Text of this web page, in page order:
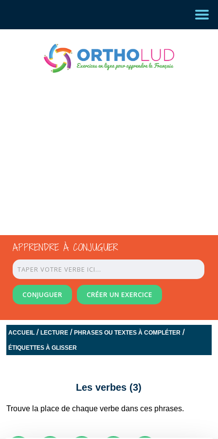
APPRENDRE À CONJUGUER
CONJUGUER CRÉER UN EXERCICE
ACCUEIL /LECTURE /PHRASES OU TEXTES À COMPLÉTER /
ÉTIQUETTES À GLISSER
Les verbes (3)
Trouve la place de chaque verbe dans ces phrases.